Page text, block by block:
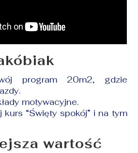
program 20m2, gdzie
motywacyjne.
kurs “Święty spokój” i na tym
wartość